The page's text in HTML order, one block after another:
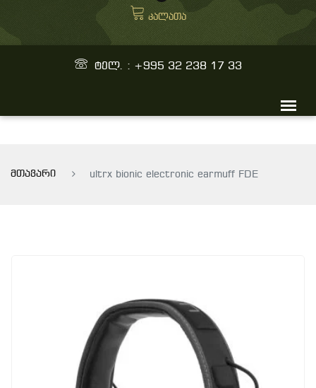
კალათა
ტელ. : +995 32 238 17 33
მთავარი ultrx bionic electronic earmuff FDE